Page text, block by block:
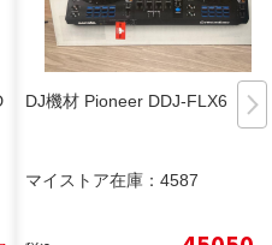
DJ機材 Pioneer DDJ-FLX6
マイストア在庫： 4587